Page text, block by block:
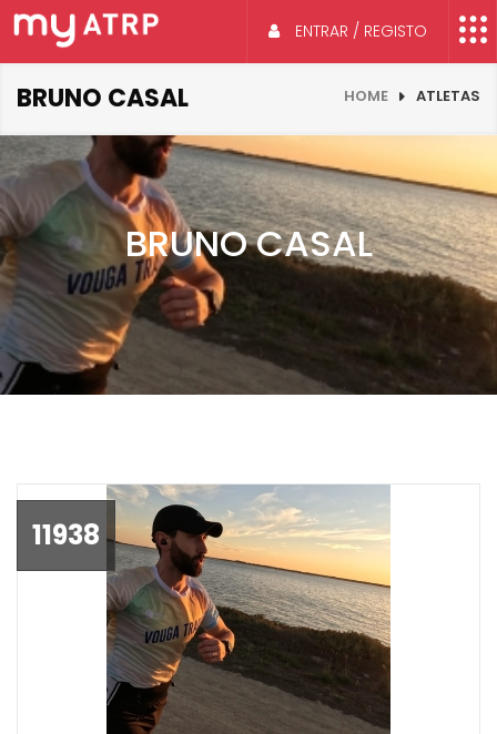
ENTRAR / REGISTO
BRUNO CASAL HOME ATLETAS
BRUNO CASAL
11938